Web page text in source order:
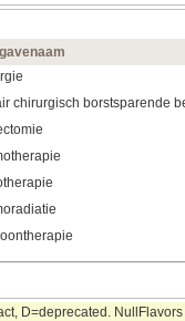
chirurgisch borstsparende
D=deprecated.